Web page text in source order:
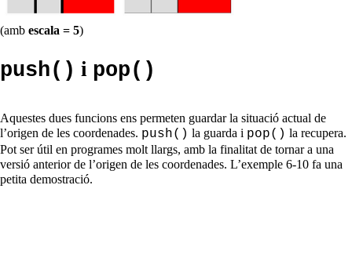
(amb escala = 5)
push() i pop()
Aquestes dues funcions ens permeten guardar la situació actual de
l’origen de les coordenades. push() la guarda i pop() la recupera.
Pot ser útil en programes molt llargs, amb la finalitat de tornar a una
versió anterior de l’origen de les coordenades. L’exemple 6-10 fa una
petita demostració.